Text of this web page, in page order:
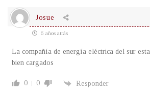
Josue
6 años atrás
La compañía de energía eléctrica del sur
bien cargados
0 0 Responder